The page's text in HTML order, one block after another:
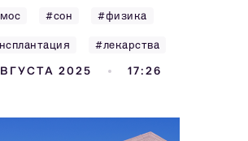
#сон #физика
#лекарства
2025 17:26